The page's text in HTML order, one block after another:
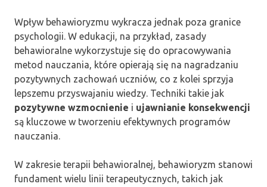
Wpływ behawioryzmu wykracza jednak poza granice
psychologii. W edukacji, na przykład, zasady
behawioralne wykorzystuje się do opracowywania
metod nauczania, które opierają się na nagradzaniu
pozytywnych zachowań uczniów, co z kolei sprzyja
lepszemu przyswajaniu wiedzy. Techniki takie jak
pozytywne wzmocnienie i ujawnianie konsekwencji
są kluczowe w tworzeniu efektywnych programów
nauczania.
W zakresie terapii behawioralnej, behawioryzm stanowi
fundament wielu linii terapeutycznych, takich jak